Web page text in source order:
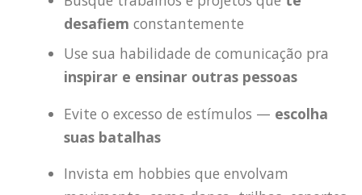
desafiem constantemente
Use sua habilidade de comunicação pra
inspirar e ensinar outras pessoas
Evite o excesso de estímulos — escolha
suas batalhas
Invista em hobbies que envolvam